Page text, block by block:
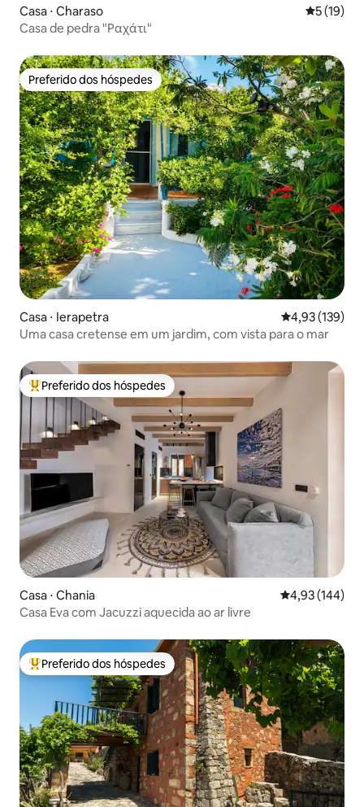
Casa ⋅ Charaso 5 de uma
5 (19)
Casa de pedra "Ραχάτι"
Preferido dos hóspedes
Preferido dos hóspedes
Casa ⋅ Ierapetra 4,93 de uma
4,93 (139)
Uma casa cretense em um jardim, com vista para o mar
Entre os melhores preferidos dos hóspedes
Preferido dos hóspedes
Casa ⋅ Chania 4,93 de uma
4,93 (144)
Casa Eva com Jacuzzi aquecida ao ar livre
Entre os melhores preferidos dos hóspedes
Preferido dos hóspedes